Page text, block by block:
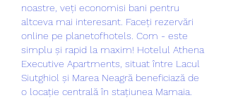
noastre, veți economisi bani pentru
altceva mai interesant. Faceți rezervări
online pe planetofhotels. Com - este
simplu și rapid la maxim! Hotelul Athena
Executive Apartments, situat între Lacul
Siutghiol și Marea Neagră beneficiază de
o locație centrală în stațiunea Mamaia.